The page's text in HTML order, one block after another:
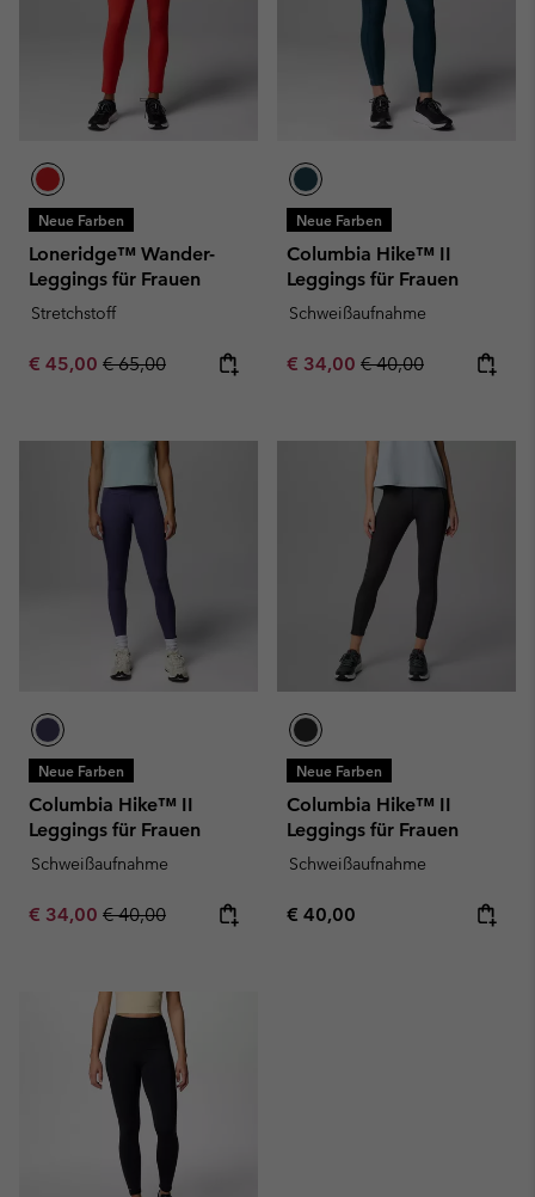
Neue Farben
Loneridge™ Wander-
Leggings für Frauen
Stretchstoff
Sale price:
€ 45,00 Regular price:
€ 65,00
Neue Farben
Columbia Hike™ II
Leggings für Frauen
Schweißaufnahme
Sale price:
€ 34,00 Regular price:
€ 40,00
Neue Farben
Columbia Hike™ II
Leggings für Frauen
Schweißaufnahme
Sale price:
€ 34,00 Regular price:
€ 40,00
Neue Farben
Columbia Hike™ II
Leggings für Frauen
Schweißaufnahme
Regular price:
€ 40,00